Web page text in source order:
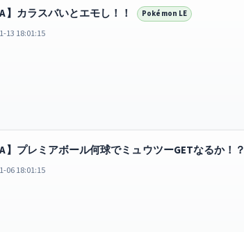
】カラスバいとエモし！！ Pokémon LE
13 18:01:15
】プレミアボール何球でミュウツーGETなるか！？
06 18:01:15